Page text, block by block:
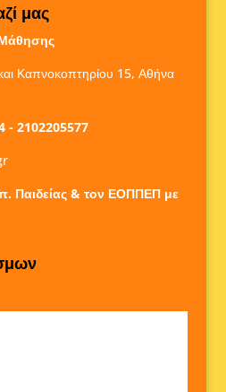
μας
Καπνοκοπτηρίου 15, Αθήνα
- 2102205577
Παιδείας & τον ΕΟΠΠΕΠ με